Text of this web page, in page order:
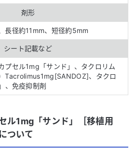
剤形
長径約11mm、短径約5mm
シート記載など
プセル1mg「サンド」、タクロリム
Tacrolimus1mg[SANDOZ]、タクロ
、免疫抑制剤
ル1mg「サンド」［移植用
ついて